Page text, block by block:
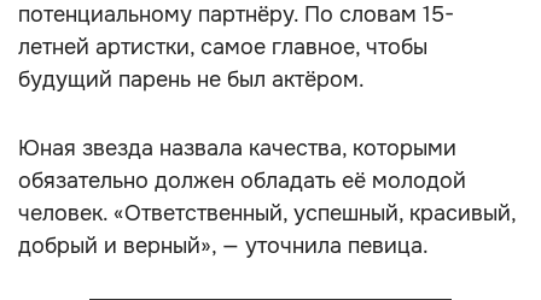
потенциальному партнёру. По словам 15-
летней артистки, самое главное, чтобы
будущий парень не был актёром.
Юная звезда назвала качества, которыми
обязательно должен обладать её молодой
человек. «Ответственный, успешный, красивый,
добрый и верный», — уточнила певица.